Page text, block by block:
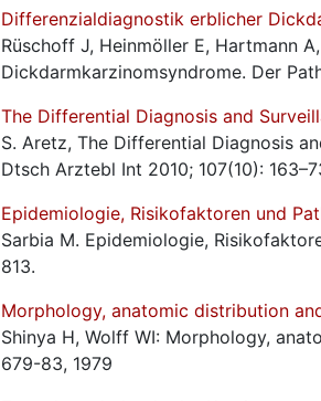
Differenzialdiagnostik erblicher
Rüschoff J, Heinmöller E, Hartmann
Dickdarmkarzinomsyndrome. Der
The Differential Diagnosis and
S. Aretz, The Differential Diagnosis
Dtsch Arztebl Int 2010; 107(10):
Epidemiologie, Risikofaktoren und
Sarbia M. Epidemiologie,
813.
Morphology, anatomic distribution
Shinya H, Wolff WI: Morphology,
679-83, 1979